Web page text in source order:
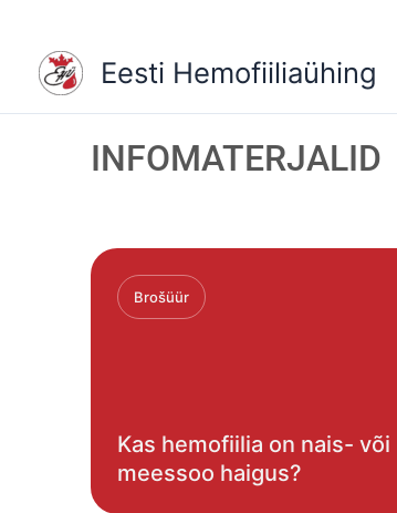
content
Eesti Hemofiiliaühing
INFOMATERJALID
Brošüür
Kas hemofiilia on nais- või
meessoo haigus?